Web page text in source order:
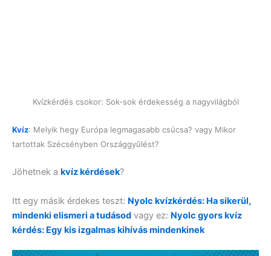
Kvízkérdés csokor: Sok-sok érdekesség a nagyvilágból
Kvíz: Melyik hegy Európa legmagasabb csúcsa? vagy Mikor
tartottak Szécsényben Országgyűlést?
Jöhetnek a kvíz kérdések?
Itt egy másik érdekes teszt: Nyolc kvízkérdés: Ha sikerül,
mindenki elismeri a tudásod vagy ez: Nyolc gyors kvíz
kérdés: Egy kis izgalmas kihívás mindenkinek